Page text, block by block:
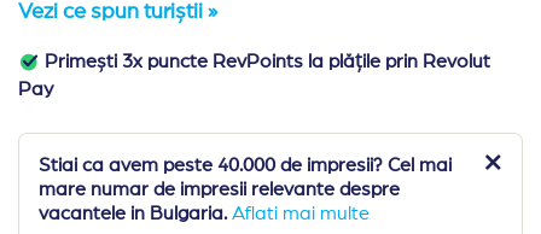
Vezi ce spun turiștii »
Primești 3x puncte RevPoints la plățile prin Revolut
Pay
Stiai ca avem peste 40.000 de impresii? Cel mai
mare numar de impresii relevante despre
vacantele in Bulgaria. Aflati mai multe